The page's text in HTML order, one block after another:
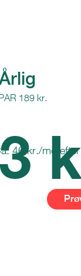
189 kr.
46 kr./md